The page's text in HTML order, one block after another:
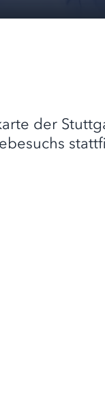
der